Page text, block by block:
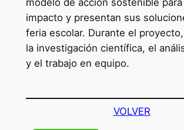
modelo de acción sostenible
impacto y presentan sus
feria escolar. Durante el
la investigación científica, el
y el trabajo en equipo.
VOLVER